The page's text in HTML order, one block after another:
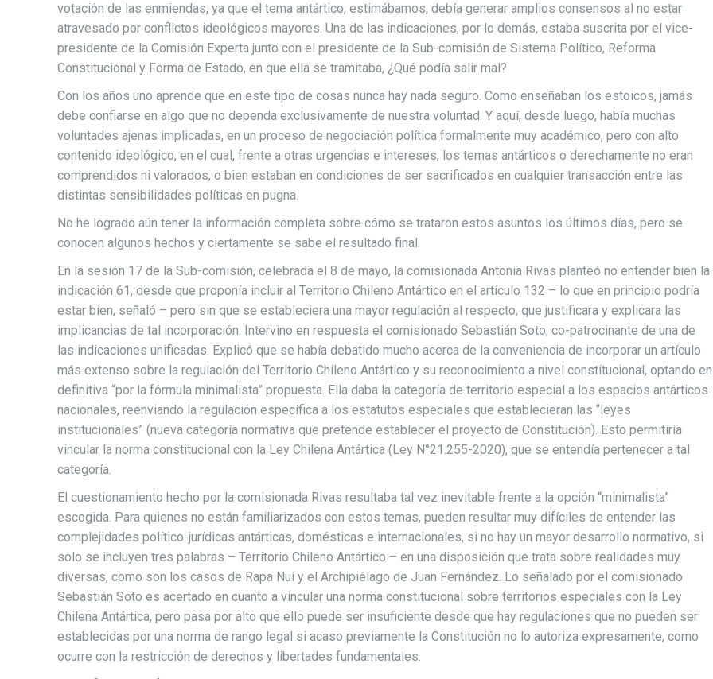
votación de las enmiendas, ya que el tema antártico, estimábamos, debía generar amplios consensos al no estar
atravesado por conflictos ideológicos mayores. Una de las indicaciones, por lo demás, estaba suscrita por el vice-
presidente de la Comisión Experta junto con el presidente de la Sub-comisión de Sistema Político, Reforma
Constitucional y Forma de Estado, en que ella se tramitaba, ¿Qué podía salir mal?
Con los años uno aprende que en este tipo de cosas nunca hay nada seguro. Como enseñaban los estoicos, jamás
debe confiarse en algo que no dependa exclusivamente de nuestra voluntad. Y aquí, desde luego, había muchas
voluntades ajenas implicadas, en un proceso de negociación política formalmente muy académico, pero con alto
contenido ideológico, en el cual, frente a otras urgencias e intereses, los temas antárticos o derechamente no eran
comprendidos ni valorados, o bien estaban en condiciones de ser sacrificados en cualquier transacción entre las
distintas sensibilidades políticas en pugna.
No he logrado aún tener la información completa sobre cómo se trataron estos asuntos los últimos días, pero se
conocen algunos hechos y ciertamente se sabe el resultado final.
En la sesión 17 de la Sub-comisión, celebrada el 8 de mayo, la comisionada Antonia Rivas planteó no entender bien la
indicación 61, desde que proponía incluir al Territorio Chileno Antártico en el artículo 132 – lo que en principio podría
estar bien, señaló – pero sin que se estableciera una mayor regulación al respecto, que justificara y explicara las
implicancias de tal incorporación. Intervino en respuesta el comisionado Sebastián Soto, co-patrocinante de una de
las indicaciones unificadas. Explicó que se había debatido mucho acerca de la conveniencia de incorporar un artículo
más extenso sobre la regulación del Territorio Chileno Antártico y su reconocimiento a nivel constitucional, optando en
definitiva “por la fórmula minimalista” propuesta. Ella daba la categoría de territorio especial a los espacios antárticos
nacionales, reenviando la regulación específica a los estatutos especiales que establecieran las “leyes
institucionales” (nueva categoría normativa que pretende establecer el proyecto de Constitución). Esto permitiría
vincular la norma constitucional con la Ley Chilena Antártica (Ley N°21.255-2020), que se entendía pertenecer a tal
categoría.
El cuestionamiento hecho por la comisionada Rivas resultaba tal vez inevitable frente a la opción “minimalista”
escogida. Para quienes no están familiarizados con estos temas, pueden resultar muy difíciles de entender las
complejidades político-jurídicas antárticas, domésticas e internacionales, si no hay un mayor desarrollo normativo, si
solo se incluyen tres palabras – Territorio Chileno Antártico – en una disposición que trata sobre realidades muy
diversas, como son los casos de Rapa Nui y el Archipiélago de Juan Fernández. Lo señalado por el comisionado
Sebastián Soto es acertado en cuanto a vincular una norma constitucional sobre territorios especiales con la Ley
Chilena Antártica, pero pasa por alto que ello puede ser insuficiente desde que hay regulaciones que no pueden ser
establecidas por una norma de rango legal si acaso previamente la Constitución no lo autoriza expresamente, como
ocurre con la restricción de derechos y libertades fundamentales.